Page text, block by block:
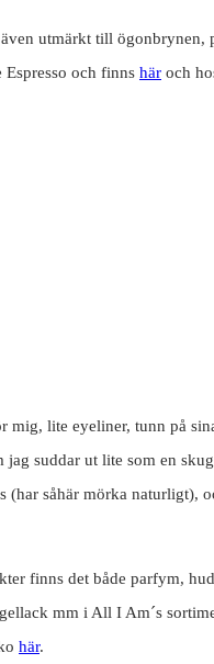
utmärkt till ögonbrynen,
och finns här och
mig, lite eyeliner, tunn på
jag suddar ut lite som en
(har såhär mörka naturligt),
finns det både parfym,
mm i All I Am´s
här.